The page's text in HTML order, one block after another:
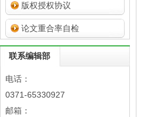
版权授权协议
论文重合率自检
联系编辑部
电话：
0371-65330927
邮箱：